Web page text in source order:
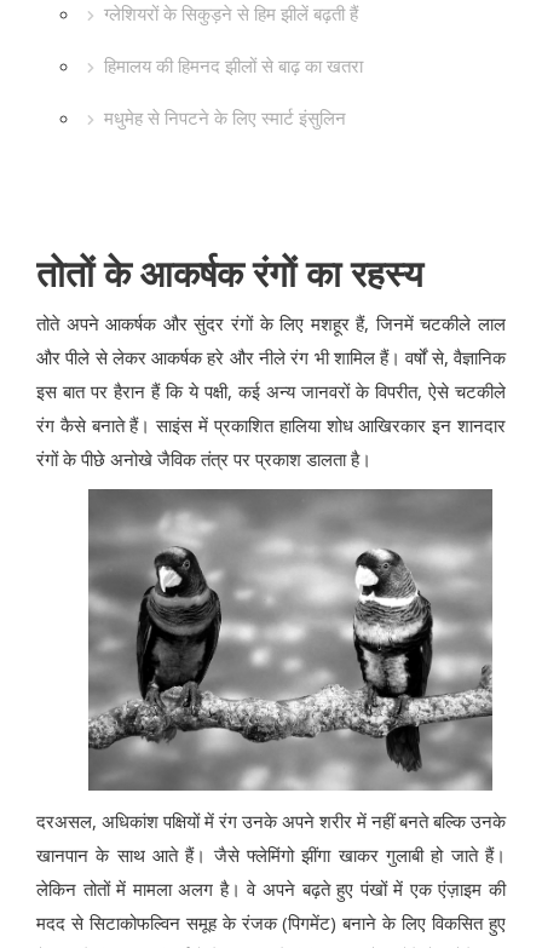
ग्लेशियरों के सिकुड़ने से हिम झीलें बढ़ती हैं
हिमालय की हिमनद झीलों से बाढ़ का खतरा
मधुमेह से निपटने के लिए स्मार्ट इंसुलिन
तोतों के आकर्षक रंगों का रहस्य
तोते अपने आकर्षक और सुंदर रंगों के लिए मशहूर हैं, जिनमें चटकीले लाल
और पीले से लेकर आकर्षक हरे और नीले रंग भी शामिल हैं। वर्षों से, वैज्ञानिक
इस बात पर हैरान हैं कि ये पक्षी, कई अन्य जानवरों के विपरीत, ऐसे चटकीले
रंग कैसे बनाते हैं। साइंस में प्रकाशित हालिया शोध आखिरकार इन शानदार
रंगों के पीछे अनोखे जैविक तंत्र पर प्रकाश डालता है।
दरअसल, अधिकांश पक्षियों में रंग उनके अपने शरीर में नहीं बनते बल्कि उनके
खानपान के साथ आते हैं। जैसे फ्लेमिंगो झींगा खाकर गुलाबी हो जाते हैं।
लेकिन तोतों में मामला अलग है। वे अपने बढ़ते हुए पंखों में एक एंज़ाइम की
मदद से सिटाकोफल्विन समूह के रंजक (पिगमेंट) बनाने के लिए विकसित हुए